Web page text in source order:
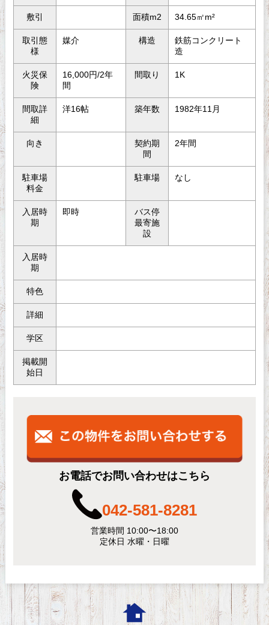
敷引 面積m2 34.65㎡m²
取引態
様
媒介 構造
鉄筋コンクリート
造
火災保
険
16,000円/2年
間
間取り 1K
間取詳
細
洋16帖 築年数 1982年11月
向き
契約期
間
2年間
駐車場
料金
駐車場 なし
入居時
期
即時
バス停
最寄施
設
入居時
期
特色
詳細
学区
掲載開
始日
お電話でお問い合わせはこちら
042-581-8281
営業時間 10:00〜18:00
定休日 水曜・日曜